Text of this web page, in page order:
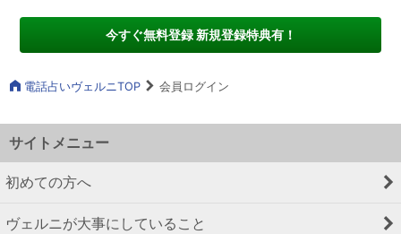
今すぐ無料登録 新規登録特典有！
電話占いヴェルニTOP 会員ログイン
サイトメニュー
初めての方へ
ヴェルニが大事にしていること